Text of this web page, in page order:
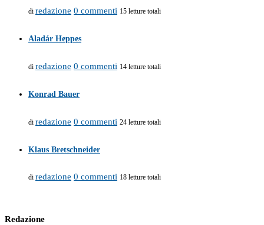
di redazione 0 commenti 15 letture totali
Aladár Heppes
di redazione 0 commenti 14 letture totali
Konrad Bauer
di redazione 0 commenti 24 letture totali
Klaus Bretschneider
di redazione 0 commenti 18 letture totali
Redazione